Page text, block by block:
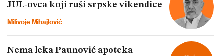
JUL-ovca koji ruši srpske vikendice
Milivoje Mihajlović
Nema leka Paunović apoteka